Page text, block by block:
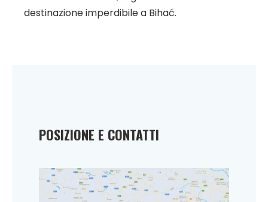
destinazione imperdibile a Bihać.
POSIZIONE E CONTATTI